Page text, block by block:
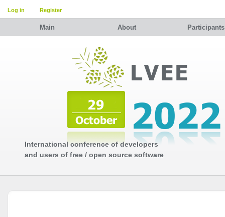
Log in Register
Main About Participants
International conference of developers
and users of free / open source software